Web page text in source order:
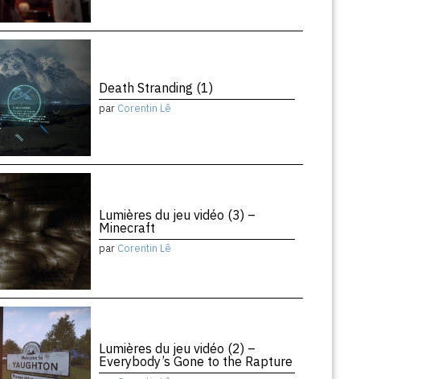
Death Stranding (1)
par Corentin Lê
Lumières du jeu vidéo (3) –
Minecraft
par Corentin Lê
Lumières du jeu vidéo (2) –
Everybody’s Gone to the Rapture